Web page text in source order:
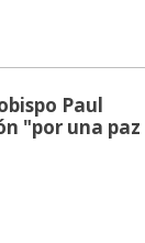
Paul
"por una paz